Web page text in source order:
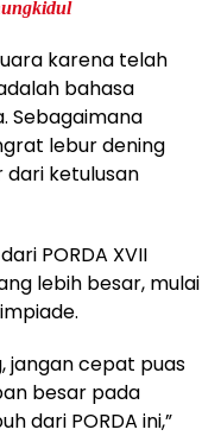
karena telah
bahasa
Sebagaimana
lebur dening
dari ketulusan
PORDA XVII
lebih besar, mulai
jangan cepat puas
besar pada
dari PORDA ini,”